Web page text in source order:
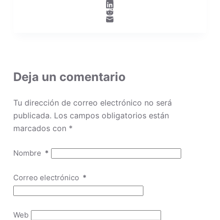
Deja un comentario
Tu dirección de correo electrónico no será
publicada. Los campos obligatorios están
marcados con *
Nombre *
Correo electrónico *
Web